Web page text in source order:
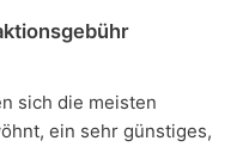
sich die meisten
ein sehr günstiges,